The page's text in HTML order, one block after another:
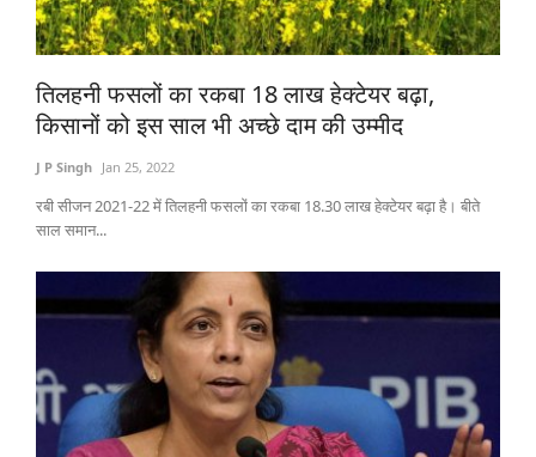
Rural Connect
Gallery
National
Latest News
Agriculture Conclave and NACOF
Awards 2022
Agri Start-Ups
Language
तिलहनी फसलों का रकबा 18 लाख हेक्टेयर बढ़ा,
किसानों को इस साल भी अच्छे दाम की उम्मीद
J P Singh Jan 25, 2022
रबी सीजन 2021-22 में तिलहनी फसलों का रकबा 18.30 लाख हेक्टेयर बढ़ा है। बीते
साल समान...